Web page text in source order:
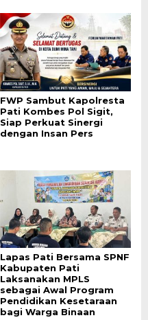
FWP Sambut Kapolresta
Pati Kombes Pol Sigit,
Siap Perkuat Sinergi
dengan Insan Pers
Lapas Pati Bersama SPNF
Kabupaten Pati
Laksanakan MPLS
sebagai Awal Program
Pendidikan Kesetaraan
bagi Warga Binaan